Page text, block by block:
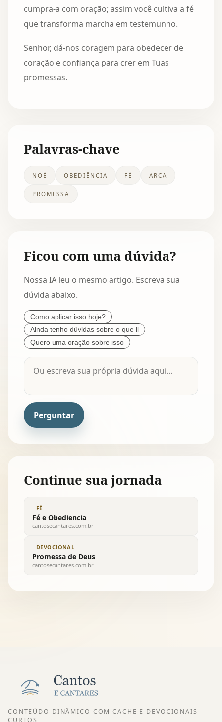
cumpra-a com oração; assim você cultiva a fé
que transforma marcha em testemunho.
Senhor, dá-nos coragem para obedecer de
coração e confiança para crer em Tuas
promessas.
Palavras-chave
NOÉ OBEDIÊNCIA FÉ ARCA
PROMESSA
Ficou com uma dúvida?
Nossa IA leu o mesmo artigo. Escreva sua
dúvida abaixo.
Como aplicar isso hoje?
Ainda tenho dúvidas sobre o que li
Quero uma oração sobre isso
Perguntar
Continue sua jornada
FÉ
Fé e Obediencia
cantosecantares.com.br
DEVOCIONAL
Promessa de Deus
cantosecantares.com.br
CONTEÚDO DINÂMICO COM CACHE E DEVOCIONAIS
CURTOS